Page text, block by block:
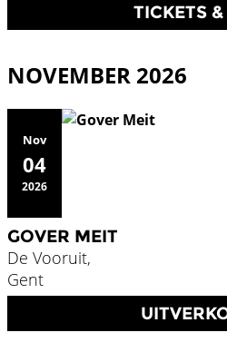
TICKETS
NOVEMBER 2026
Nov
04
2026
GOVER MEIT
De Vooruit,
Gent